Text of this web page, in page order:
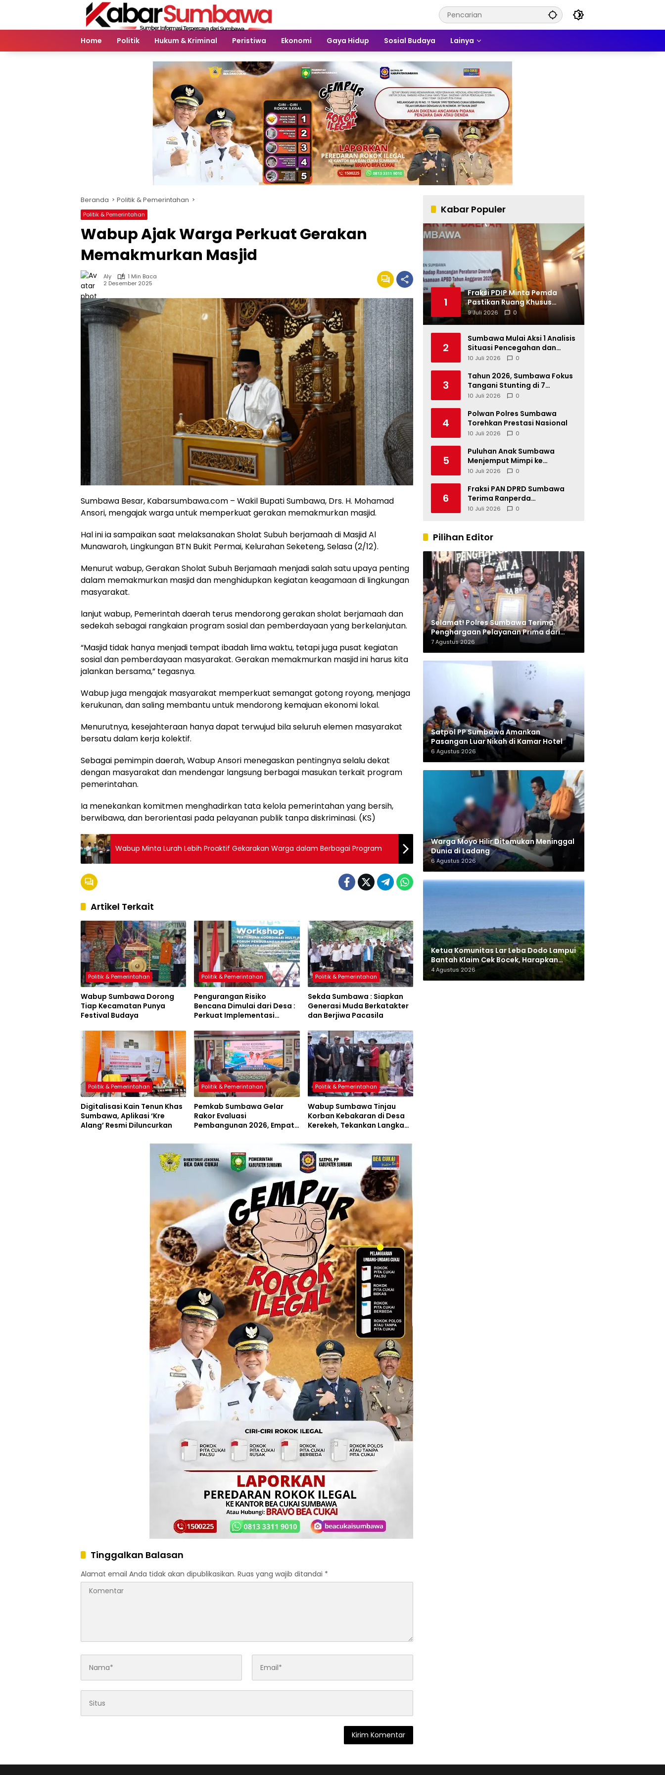
Home
Politik Hukum & Kriminal Peristiwa Ekonomi Gaya Hidup Sosial Budaya Lainya
Beranda Politik & Pemerintahan
Politik & Pemerintahan
Wabup Ajak Warga Perkuat Gerakan
Memakmurkan Masjid
Aly
1 Min Baca
2 Desember 2025
Sumbawa Besar, Kabarsumbawa.com – Wakil Bupati Sumbawa, Drs. H. Mohamad
Ansori, mengajak warga untuk memperkuat gerakan memakmurkan masjid.
Hal ini ia sampaikan saat melaksanakan Sholat Subuh berjamaah di Masjid Al
Munawaroh, Lingkungan BTN Bukit Permai, Kelurahan Seketeng, Selasa (2/12).
Menurut wabup, Gerakan Sholat Subuh Berjamaah menjadi salah satu upaya penting
dalam memakmurkan masjid dan menghidupkan kegiatan keagamaan di lingkungan
masyarakat.
lanjut wabup, Pemerintah daerah terus mendorong gerakan sholat berjamaah dan
sedekah sebagai rangkaian program sosial dan pemberdayaan yang berkelanjutan.
“Masjid tidak hanya menjadi tempat ibadah lima waktu, tetapi juga pusat kegiatan
sosial dan pemberdayaan masyarakat. Gerakan memakmurkan masjid ini harus kita
jalankan bersama,” tegasnya.
Wabup juga mengajak masyarakat memperkuat semangat gotong royong, menjaga
kerukunan, dan saling membantu untuk mendorong kemajuan ekonomi lokal.
Menurutnya, kesejahteraan hanya dapat terwujud bila seluruh elemen masyarakat
bersatu dalam kerja kolektif.
Sebagai pemimpin daerah, Wabup Ansori menegaskan pentingnya selalu dekat
dengan masyarakat dan mendengar langsung berbagai masukan terkait program
pemerintahan.
Ia menekankan komitmen menghadirkan tata kelola pemerintahan yang bersih,
berwibawa, dan berorientasi pada pelayanan publik tanpa diskriminasi. (KS)
Wabup Minta Lurah Lebih Proaktif Gekarakan Warga dalam Berbagai Program
Artikel Terkait
Politik & Pemerintahan
Wabup Sumbawa Dorong
Tiap Kecamatan Punya
Festival Budaya
Politik & Pemerintahan
Pengurangan Risiko
Bencana Dimulai dari Desa :
Perkuat Implementasi
Politik & Pemerintahan
Sekda Sumbawa : Siapkan
Generasi Muda Berkatakter
dan Berjiwa Pacasila
Politik & Pemerintahan
Digitalisasi Kain Tenun Khas
Sumbawa, Aplikasi ‘Kre
Alang’ Resmi Diluncurkan
Politik & Pemerintahan
Pemkab Sumbawa Gelar
Rakor Evaluasi
Pembangunan 2026, Empat
Resmi Diluncurkan
Politik & Pemerintahan
Wabup Sumbawa Tinjau
Korban Kebakaran di Desa
Kerekeh, Tekankan Langkah
Tinggalkan Balasan
Alamat email Anda tidak akan dipublikasikan. Ruas yang wajib ditandai *
Kabar Populer
1
Fraksi PDIP Minta Pemda
Pastikan Ruang Khusus
Produk UMKM Lokal di Ritel
Modern
9 Juli 2026 0
2
Sumbawa Mulai Aksi 1 Analisis
Situasi Pencegahan dan
Percepatan Penurunan
10 Juli 2026 0
3
Tahun 2026, Sumbawa Fokus
Tangani Stunting di 7
Kacamatan
10 Juli 2026 0
4
Polwan Polres Sumbawa
Torehkan Prestasi Nasional
10 Juli 2026 0
5
Puluhan Anak Sumbawa
Menjemput Mimpi ke
Berbagai SMK Unggulan di
10 Juli 2026 0
6
Fraksi PAN DPRD Sumbawa
Terima Ranperda
Pertanggungjawaban APBD
10 Juli 2026 0
Pilihan Editor
Selamat! Polres Sumbawa Terima
Penghargaan Pelayanan Prima dari
Kapolri
7 Agustus 2026
Satpol PP Sumbawa Amankan
Pasangan Luar Nikah di Kamar Hotel
6 Agustus 2026
Warga Moyo Hilir Ditemukan Meninggal
Dunia di Ladang
6 Agustus 2026
Ketua Komunitas Lar Leba Dodo Lampui
Bantah Klaim Cek Bocek, Harapkan
AMMAN Beri Akses ke Makam Leluhur
4 Agustus 2026